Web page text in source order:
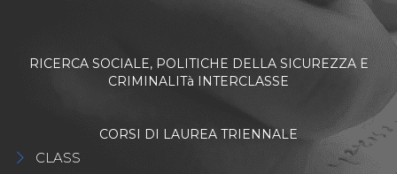
RICERCA SOCIALE, POLITICHE DELLA SICUREZZA E
CRIMINALITà INTERCLASSE
CORSI DI LAUREA TRIENNALE
CLASS